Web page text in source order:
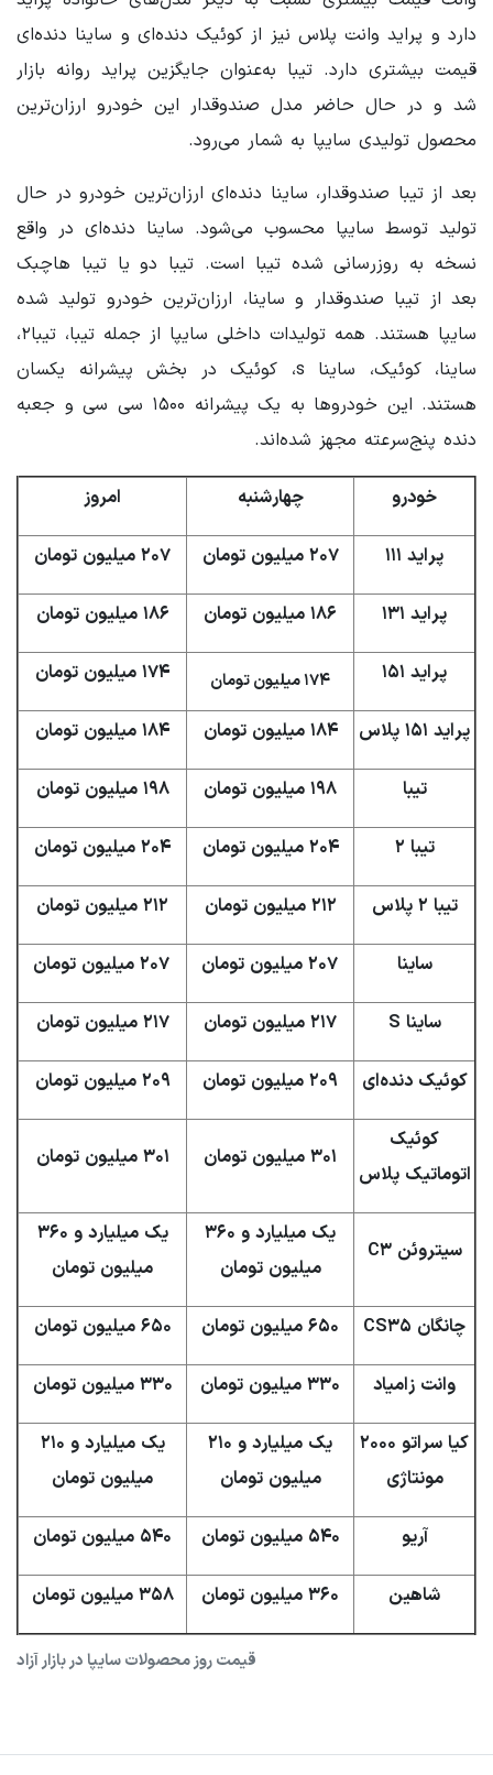
دارد و پراید وانت پلاس نیز از کوئیک دنده‌ای و ساینا دنده‌ای
قیمت بیشتری دارد. تیبا به‌عنوان جایگزین پراید روانه بازار
شد و در حال حاضر مدل صندوقدار این خودرو ارزان‌ترین
محصول تولیدی سایپا به شمار می‌رود.
بعد از تیبا صندوقدار، ساینا دنده‌ای ارزان‌ترین خودرو در حال
تولید توسط سایپا محسوب می‌شود. ساینا دنده‌ای در واقع
نسخه به روزرسانی شده تیبا است. تیبا دو یا تیبا هاچبک
بعد از تیبا صندوقدار و ساینا، ارزان‌ترین خودرو تولید شده
سایپا هستند. همه تولیدات داخلی سایپا از جمله تیبا، تیبا۲،
ساینا، کوئیک، ساینا s، کوئیک در بخش پیشرانه یکسان
هستند. این خودروها به یک پیشرانه ۱۵۰۰ سی سی و جعبه‌
دنده پنج‌سرعته مجهز شده‌اند.
قیمت روز محصولات سایپا در بازار آزاد
خودرو چهارشنبه امروز
پراید ۱۱۱ ۲۰۷ میلیون تومان ۲۰۷ میلیون تومان
پراید ۱۳۱ ۱۸۶ میلیون تومان ۱۸۶ میلیون تومان
پراید ۱۵۱ ۱۷۴ میلیون تومان ۱۷۴ میلیون تومان
پراید ۱۵۱ پلاس ۱۸۴ میلیون تومان ۱۸۴ میلیون تومان
تیبا ۱۹۸ میلیون تومان ۱۹۸ میلیون تومان
تیبا ۲ ۲۰۴ میلیون تومان ۲۰۴ میلیون تومان
تیبا ۲ پلاس ۲۱۲ میلیون تومان ۲۱۲ میلیون تومان
ساینا ۲۰۷ میلیون تومان
ساینا S ۲۱۷ میلیون تومان ۲۱۷ میلیون تومان
کوئیک دنده‌ای ۲۰۹ میلیون تومان ۲۰۹ میلیون تومان
کوئیک
اتوماتیک پلاس
۳۰۱ میلیون تومان ۳۰۱ میلیون تومان
سیتروئن C۳
یک میلیارد و ۳۶۰
میلیون تومان
یک میلیارد و ۳۶۰
میلیون تومان
چانگان CS۳۵ ۶۵۰ میلیون تومان ۶۵۰ میلیون تومان
وانت زامیاد ۳۳۰ میلیون تومان ۳۳۰ میلیون تومان
کیا سراتو ۲۰۰۰
مونتاژی
یک میلیارد و ۲۱۰
میلیون تومان
یک میلیارد و ۲۱۰
میلیون تومان
آریو ۵۴۰ میلیون تومان ۵۴۰ میلیون تومان
شاهین ۳۶۰ میلیون تومان ۳۵۸ میلیون تومان